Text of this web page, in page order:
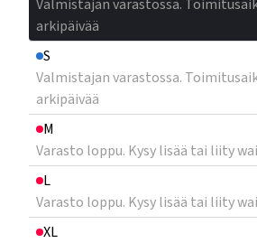
Valmistajan varastossa.
arkipäivää
S
Valmistajan varastossa.
arkipäivää
M
Varasto loppu. Kysy lisää tai liity
L
Varasto loppu. Kysy lisää tai liity
XL